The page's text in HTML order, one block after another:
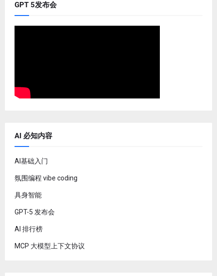
GPT 5发布会
AI 必知内容
AI基础入门
氛围编程 vibe coding
具身智能
GPT-5 发布会
AI 排行榜
MCP 大模型上下文协议